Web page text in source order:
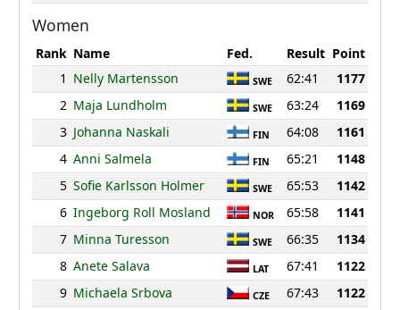
Women
Rank Name Fed. Result Point
1 Nelly Martensson SWE 62:41
1177
2 Maja Lundholm SWE 63:24
1169
3 Johanna Naskali FIN 64:08
1161
4 Anni Salmela FIN 65:21
1148
5 Sofie Karlsson Holmer SWE 65:53
1142
6 Ingeborg Roll Mosland NOR 65:58
1141
7 Minna Turesson SWE 66:35
1134
8 Anete Salava LAT 67:41
1122
9 Michaela Srbova CZE 67:43
1122